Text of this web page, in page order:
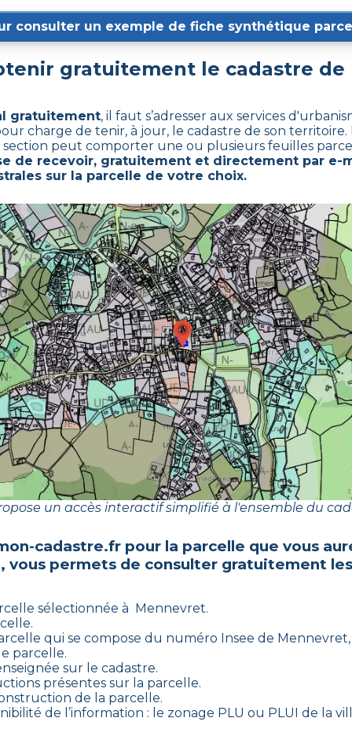
consulter un exemple de fiche synthétique
gratuitement le cadastre de
gratuitement, il faut s’adresser aux services
charge de tenir, à jour, le cadastre de son territoire.
peut comporter une ou plusieurs feuilles
de recevoir, gratuitement et directement par e-
sur la parcelle de votre choix.
un accès interactif simplifié à l'ensemble du
cadastre.fr pour la parcelle que vous
, vous permets de consulter gratuitement
sélectionnée à Mennevret.
qui se compose du numéro Insee de Mennevret
parcelle.
sur le cadastre.
présentes sur la parcelle.
de la parcelle.
de l’information : le zonage PLU ou PLUI de la